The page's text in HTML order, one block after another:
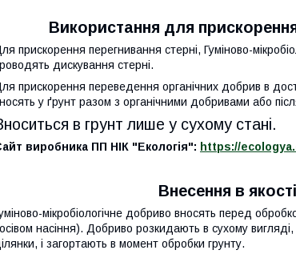
Використання для
прискорення перегнивання стерні, Гуміново-
дискування стерні.
прискорення переведення органічних добрив в
у ґрунт разом з органічними добривами або
в грунт лише у сухому стані.
виробника ПП НІК "Екологія": https://
Внесення в
мікробіологічне добриво вносять перед
насіння). Добриво розкидають в сухому
і загортають в момент обробки грунту.